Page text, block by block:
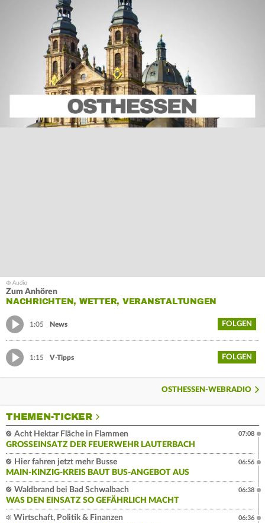
Zum Anhören
NACHRICHTEN, WETTER, VERANSTALTUNGEN
1:05 News FOLGEN
1:15 V-Tipps FOLGEN
OSTHESSEN-WEBRADIO
THEMEN-TICKER
Acht Hektar Fläche in Flammen
GROSSEINSATZ DER FEUERWEHR LAUTERBACH
07:08
Hier fahren jetzt mehr Busse
MAIN-KINZIG-KREIS BAUT BUS-ANGEBOT AUS
06:56
Waldbrand bei Bad Schwalbach
WAS DEN EINSATZ SO GEFÄHRLICH MACHT
06:38
Wirtschaft, Politik & Finanzen
06:36